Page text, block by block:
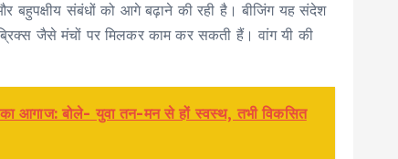
बहुपक्षीय संबंधों को आगे बढ़ाने की रही है। बीजिंग यह संदेश
ब्रिक्स जैसे मंचों पर मिलकर काम कर सकती हैं। वांग यी की
का आगाज: बोले- युवा तन-मन से हों स्वस्थ, तभी विकसित